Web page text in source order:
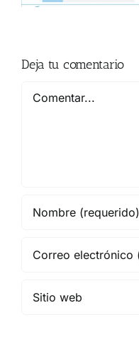
Deja tu comentario
Comentar